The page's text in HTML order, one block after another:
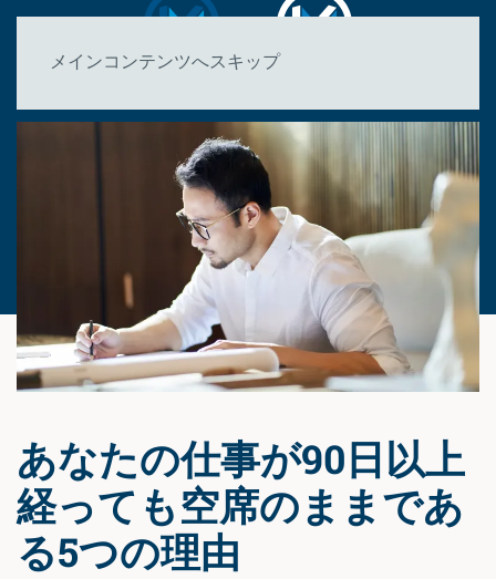
メインコンテンツへスキップ
あなたの仕事が90日以上
経っても空席のままであ
る5つの理由